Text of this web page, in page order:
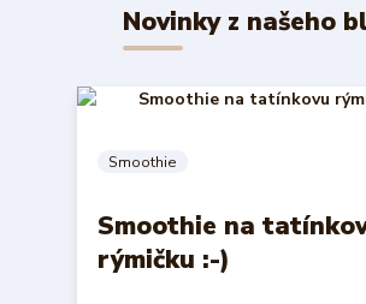
Novinky z našeho
Smoothie
Smoothie na
rýmičku :-)